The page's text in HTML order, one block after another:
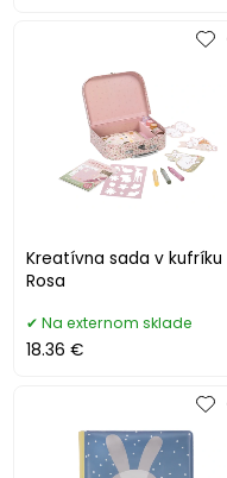
Kreatívna sada v kufríku
Rosa
Na externom sklade
18.36 €